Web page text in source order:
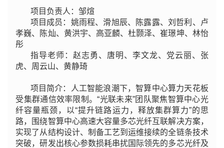
项目负责人：邹煊
项目成员：姚雨程、滑旭辰、陈露露、刘哲利、卢
孝巍、陈灿、黄洪宇、高亚麟、杜颢泽、崔璟坤、林怡
彤
指导老师：赵志勇、唐明、李文龙、党云丽、张
虎、周云山、黄静琦
项目简介：人工智能浪潮下，智算中心算力天花板
受集群通信效率限制。“光联未来”团队聚焦智算中心光
纤容量瓶颈，以“提升链路运力，释放集群算力”的思
路，围绕智算中心高速大容量多芯光纤互联解决方案，
实现了从结构设计、制备工艺到运维接续的全链条技术
突破，研发出核心参数损耗串扰国际领先的多芯光纤及